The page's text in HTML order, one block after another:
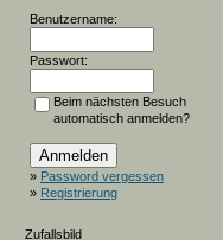
Benutzername:
Passwort:
Beim nächsten Besuch
automatisch anmelden?
» Password vergessen
» Registrierung
Zufallsbild